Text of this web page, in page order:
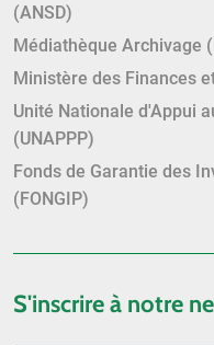
(ANSD)
Médiathèque Archivage
Ministère des Finances
Unité Nationale d'Appui
(UNAPPP)
Fonds de Garantie des
(FONGIP)
S'inscrire à notre